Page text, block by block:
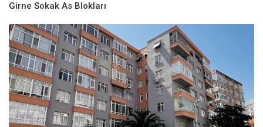
Girne Sokak As Blokları